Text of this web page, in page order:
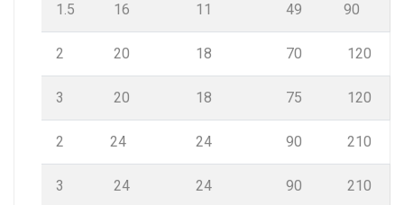
1.5 16 11 49 90
2 20 18 70 120
3 20 18 75 120
2 24 24 90 210
3 24 24 90 210